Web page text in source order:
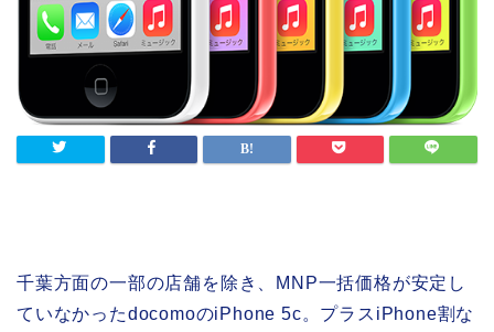
千葉方面の一部の店舗を除き、MNP一括価格が安定し
ていなかったdocomoのiPhone 5c。プラスiPhone割な